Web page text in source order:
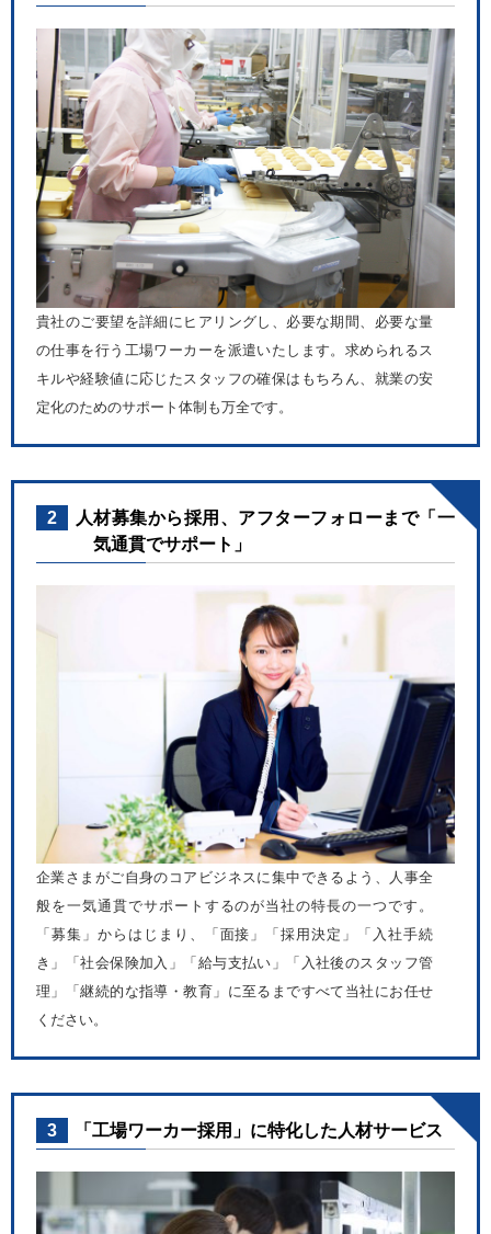
貴社のご要望を詳細にヒアリングし、必要な期間、必要な量
の仕事を行う工場ワーカーを派遣いたします。求められるス
キルや経験値に応じたスタッフの確保はもちろん、就業の安
定化のためのサポート体制も万全です。
2
人材募集から採用、アフターフォローまで「一
気通貫でサポート」
企業さまがご自身のコアビジネスに集中できるよう、人事全
般を一気通貫でサポートするのが当社の特長の一つです。
「募集」からはじまり、「面接」「採用決定」「入社手続
き」「社会保険加入」「給与支払い」「入社後のスタッフ管
理」「継続的な指導・教育」に至るまですべて当社にお任せ
ください。
3 「工場ワーカー採用」に特化した人材サービス